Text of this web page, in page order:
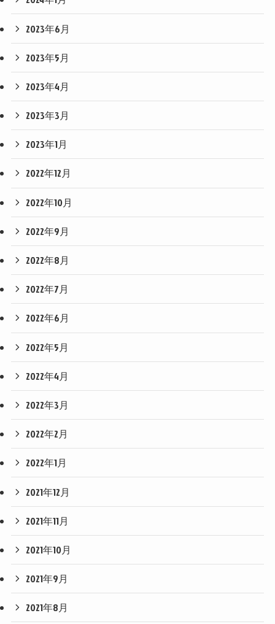
2023年6月
2023年5月
2023年4月
2023年3月
2023年1月
2022年12月
2022年10月
2022年9月
2022年8月
2022年7月
2022年6月
2022年5月
2022年4月
2022年3月
2022年2月
2022年1月
2021年12月
2021年11月
2021年10月
2021年9月
2021年8月